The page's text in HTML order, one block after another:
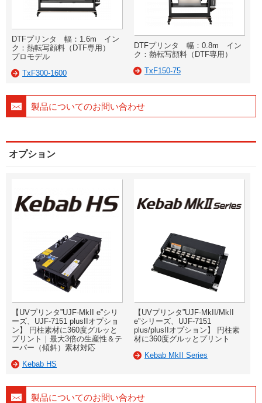
DTFプリンタ 幅：1.6m イン
ク：熱転写顔料（DTF専用）
プロモデル
TxF300-1600
DTFプリンタ 幅：0.8m イン
ク：熱転写顔料（DTF専用）
TxF150-75
製品についてのお問い合わせ
オプション
【UVプリンタ”UJF-MkII e”シリ
ーズ、UJF-7151 plusIIオプショ
ン】 円柱素材に360度グルッと
プリント｜最大3倍の生産性＆テ
ーパー（傾斜）素材対応
Kebab HS
【UVプリンタ”UJF-MkII/MkII
e”シリーズ、UJF-7151
plus/plusIIオプション】 円柱素
材に360度グルッとプリント
Kebab MkII Series
製品についてのお問い合わせ